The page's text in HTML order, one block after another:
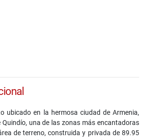
ubicado en la hermosa ciudad de Armenia,
una de las zonas más encantadoras
de terreno, construida y privada de 89.95